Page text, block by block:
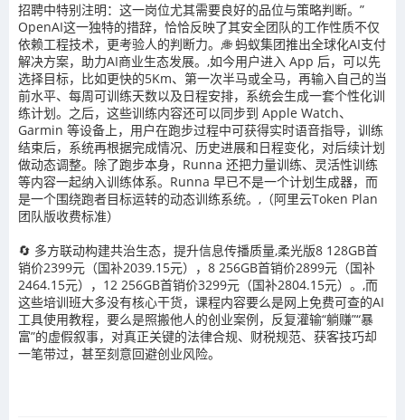
招聘中特别注明：这一岗位尤其需要良好的品位与策略判断。”
OpenAI这一独特的措辞，恰恰反映了其安全团队的工作性质不仅
依赖工程技术，更考验人的判断力。,🌐 蚂蚁集团推出全球化AI支付
解决方案，助力AI商业生态发展。,如今用户进入 App 后，可以先
选择目标，比如更快的5Km、第一次半马或全马，再输入自己的当
前水平、每周可训练天数以及日程安排，系统会生成一套个性化训
练计划。之后，这些训练内容还可以同步到 Apple Watch、
Garmin 等设备上，用户在跑步过程中可获得实时语音指导，训练
结束后，系统再根据完成情况、历史进展和日程变化，对后续计划
做动态调整。除了跑步本身，Runna 还把力量训练、灵活性训练
等内容一起纳入训练体系。Runna 早已不是一个计划生成器，而
是一个围绕跑者目标运转的动态训练系统。,（阿里云Token Plan
团队版收费标准）
🔄 多方联动构建共治生态，提升信息传播质量,柔光版8 128GB首
销价2399元（国补2039.15元），8 256GB首销价2899元（国补
2464.15元），12 256GB首销价3299元（国补2804.15元）。,而
这些培训班大多没有核心干货，课程内容要么是网上免费可查的AI
工具使用教程，要么是照搬他人的创业案例，反复灌输“躺赚”“暴
富”的虚假叙事，对真正关键的法律合规、财税规范、获客技巧却
一笔带过，甚至刻意回避创业风险。